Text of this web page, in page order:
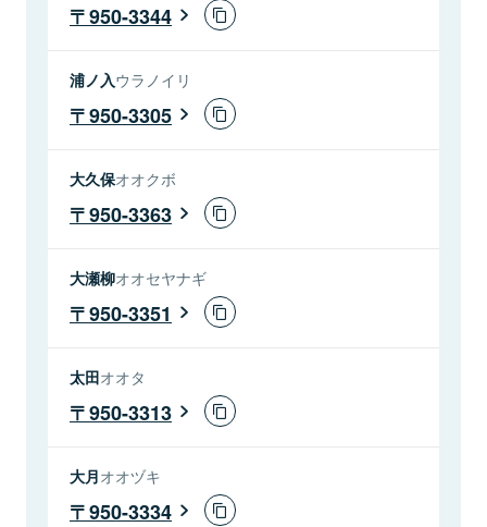
950-3344
浦ノ入ウラノイリ
950-3305
大久保オオクボ
950-3363
大瀬柳オオセヤナギ
950-3351
太田オオタ
950-3313
大月オオヅキ
950-3334